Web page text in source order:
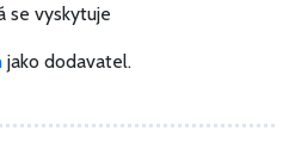
se vyskytuje
jako dodavatel.